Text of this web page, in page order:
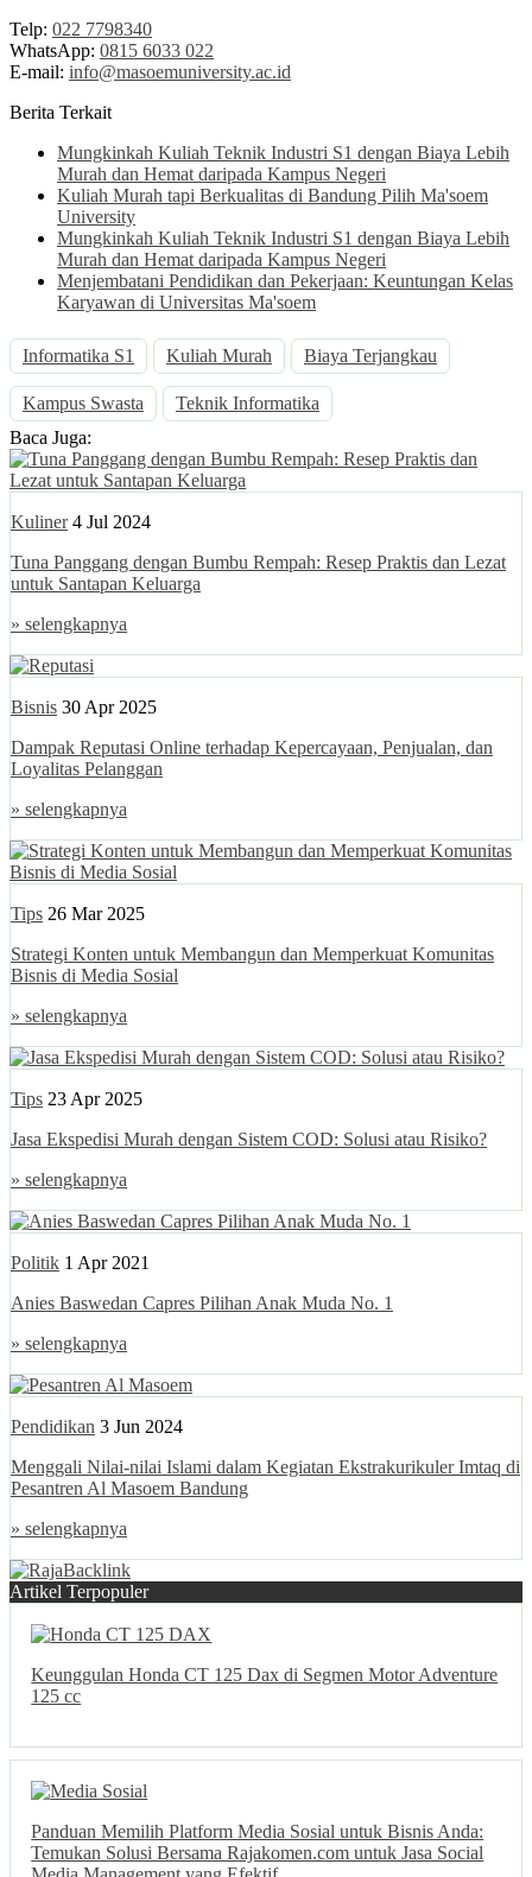
Telp: 022 7798340
WhatsApp: 0815 6033 022
E-mail: info@masoemuniversity.ac.id
Berita Terkait
Mungkinkah Kuliah Teknik Industri S1 dengan Biaya Lebih
Murah dan Hemat daripada Kampus Negeri
Kuliah Murah tapi Berkualitas di Bandung Pilih Ma'soem
University
Mungkinkah Kuliah Teknik Industri S1 dengan Biaya Lebih
Murah dan Hemat daripada Kampus Negeri
Menjembatani Pendidikan dan Pekerjaan: Keuntungan Kelas
Karyawan di Universitas Ma'soem
Informatika S1 Kuliah Murah Biaya Terjangkau
Kampus Swasta
Teknik Informatika
Baca Juga:
Kuliner 4 Jul 2024
Tuna Panggang dengan Bumbu Rempah: Resep Praktis dan Lezat
untuk Santapan Keluarga
» selengkapnya
Bisnis 30 Apr 2025
Dampak Reputasi Online terhadap Kepercayaan, Penjualan, dan
Loyalitas Pelanggan
» selengkapnya
Tips 26 Mar 2025
Strategi Konten untuk Membangun dan Memperkuat Komunitas
Bisnis di Media Sosial
» selengkapnya
Tips 23 Apr 2025
Jasa Ekspedisi Murah dengan Sistem COD: Solusi atau Risiko?
» selengkapnya
Politik 1 Apr 2021
Anies Baswedan Capres Pilihan Anak Muda No. 1
» selengkapnya
Pendidikan 3 Jun 2024
Menggali Nilai-nilai Islami dalam Kegiatan Ekstrakurikuler Imtaq di
Pesantren Al Masoem Bandung
» selengkapnya
Artikel Terpopuler
Keunggulan Honda CT 125 Dax di Segmen Motor Adventure
125 cc
Panduan Memilih Platform Media Sosial untuk Bisnis Anda:
Temukan Solusi Bersama Rajakomen.com untuk Jasa Social